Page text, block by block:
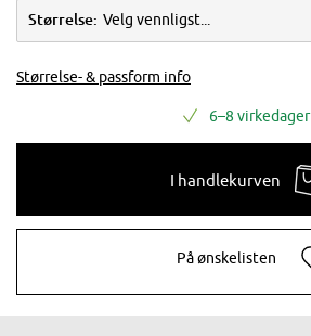
Størrelse: Velg vennligst...
Størrelse- & passform info
6–8 virkedager
I handlekurven
På ønskelisten